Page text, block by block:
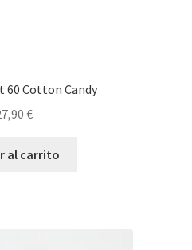
60 Cotton Candy
€
al carrito